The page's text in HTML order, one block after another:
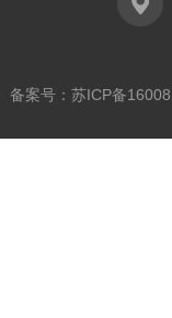
案号： 苏ICP备